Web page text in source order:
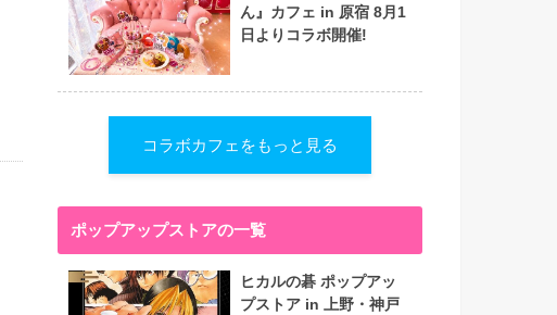
ん』カフェ in 原宿 8月1
日よりコラボ開催!
コラボカフェをもっと見る
ポップアップストアの一覧
ヒカルの碁 ポップアッ
プストア in 上野・神戸